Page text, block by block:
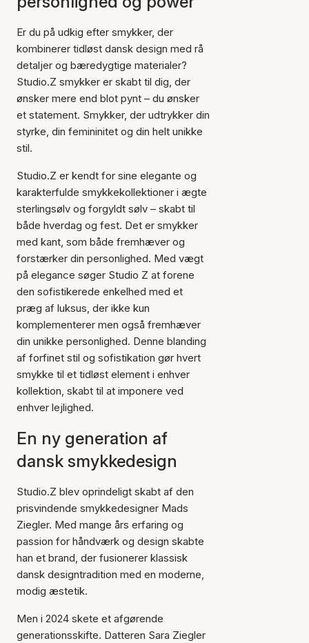
Er du på udkig efter smykker, der
kombinerer tidløst dansk design med rå
detaljer og bæredygtige materialer?
Studio.Z smykker er skabt til dig, der
ønsker mere end blot pynt – du ønsker
et statement. Smykker, der udtrykker din
styrke, din femininitet og din helt unikke
stil.
Studio.Z er kendt for sine elegante og
karakterfulde smykkekollektioner i ægte
sterlingsølv og forgyldt sølv – skabt til
både hverdag og fest. Det er smykker
med kant, som både fremhæver og
forstærker din personlighed. Med vægt
på elegance søger Studio Z at forene
den sofistikerede enkelhed med et
præg af luksus, der ikke kun
komplementerer men også fremhæver
din unikke personlighed. Denne blanding
af forfinet stil og sofistikation gør hvert
smykke til et tidløst element i enhver
kollektion, skabt til at imponere ved
enhver lejlighed.
En ny generation af
dansk smykkedesign
Studio.Z blev oprindeligt skabt af den
prisvindende smykkedesigner Mads
Ziegler. Med mange års erfaring og
passion for håndværk og design skabte
han et brand, der fusionerer klassisk
dansk designtradition med en moderne,
modig æstetik.
Men i 2024 skete et afgørende
generationsskifte. Datteren Sara Ziegler